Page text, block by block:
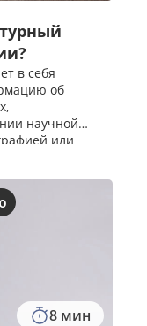
в себя
об
научной
или
8 мин